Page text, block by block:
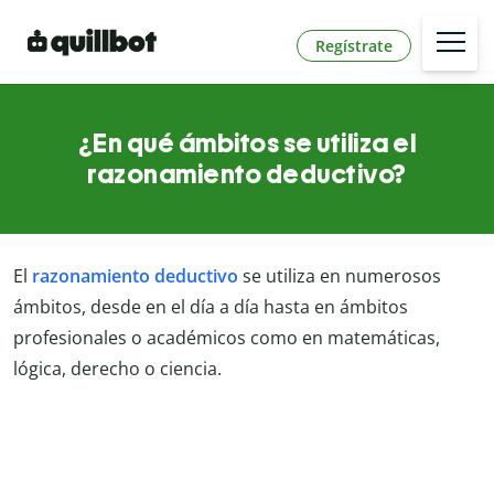
Regístrate
¿En qué ámbitos se utiliza el
razonamiento deductivo?
El razonamiento deductivo se utiliza en numerosos
ámbitos, desde en el día a día hasta en ámbitos
profesionales o académicos como en matemáticas,
lógica, derecho o ciencia.